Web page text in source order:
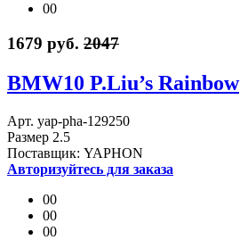
00
1679 руб. 2047
BMW10 P.Liu’s Rainbow
Арт. yap-pha-129250
Размер 2.5
Поставщик: YAPHON
Авторизуйтесь для заказа
00
00
00